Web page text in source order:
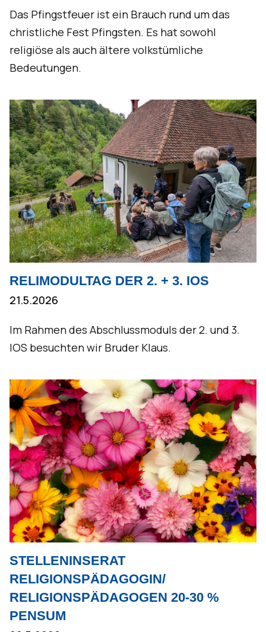
Das Pfingstfeuer ist ein Brauch rund um das
christliche Fest Pfingsten. Es hat sowohl
religiöse als auch ältere volkstümliche
Bedeutungen.
RELIMODULTAG DER 2. + 3. IOS
21.5.2026
Im Rahmen des Abschlussmoduls der 2. und 3.
IOS besuchten wir Bruder Klaus.
STELLENINSERAT
RELIGIONSPÄDAGOGIN/
RELIGIONSPÄDAGOGEN 20-30 %
PENSUM